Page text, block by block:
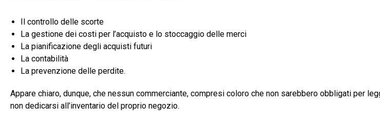
Il controllo delle scorte
La gestione dei costi per l’acquisto e lo stoccaggio delle merci
La pianificazione degli acquisti futuri
La contabilità
La prevenzione delle perdite.
Appare chiaro, dunque, che nessun commerciante, compresi coloro che non sarebbero obbligati per
non dedicarsi all’inventario del proprio negozio.